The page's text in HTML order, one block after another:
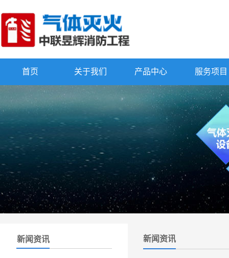
首页 关于我们 产品中心 服务项目
新闻资讯 新闻资讯